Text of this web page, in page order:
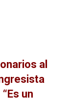
al
un